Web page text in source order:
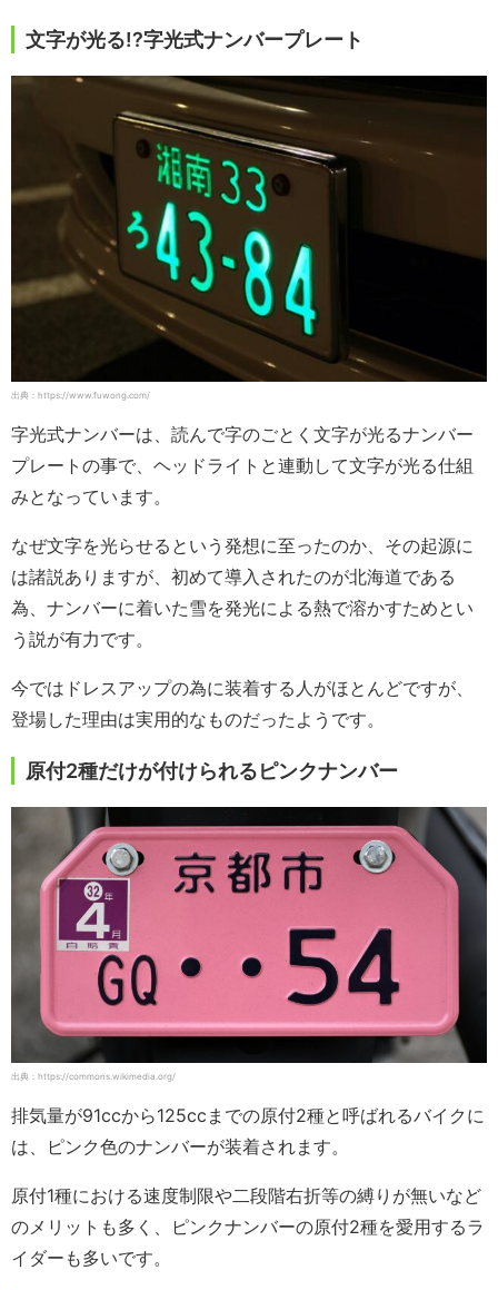
文字が光る!?字光式ナンバープレート
出典：https://www.fuwong.com/
字光式ナンバーは、読んで字のごとく文字が光るナンバー
プレートの事で、ヘッドライトと連動して文字が光る仕組
みとなっています。
なぜ文字を光らせるという発想に至ったのか、その起源に
は諸説ありますが、初めて導入されたのが北海道である
為、ナンバーに着いた雪を発光による熱で溶かすためとい
う説が有力です。
今ではドレスアップの為に装着する人がほとんどですが、
登場した理由は実用的なものだったようです。
原付2種だけが付けられるピンクナンバー
出典：https://commons.wikimedia.org/
排気量が91ccから125ccまでの原付2種と呼ばれるバイクに
は、ピンク色のナンバーが装着されます。
原付1種における速度制限や二段階右折等の縛りが無いなど
のメリットも多く、ピンクナンバーの原付2種を愛用するラ
イダーも多いです。